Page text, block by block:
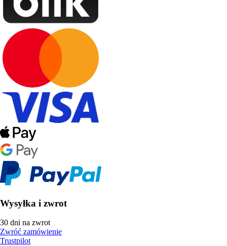
Wysyłka i zwrot
30 dni na zwrot
Zwróć zamówienie
Trustpilot